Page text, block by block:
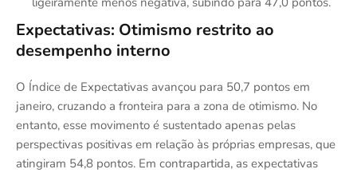
Expectativas: Otimismo restrito ao
desempenho interno
O Índice de Expectativas avançou para 50,7 pontos em
janeiro, cruzando a fronteira para a zona de otimismo. No
entanto, esse movimento é sustentado apenas pelas
perspectivas positivas em relação às próprias empresas, que
atingiram 54,8 pontos. Em contrapartida, as expectativas